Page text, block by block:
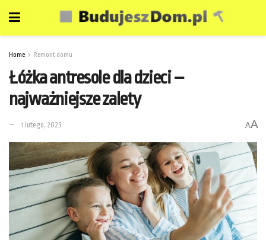
Home Remont domu
Łóżka antresole dla dzieci –
najważniejsze zalety
1 lutego, 2023 AA